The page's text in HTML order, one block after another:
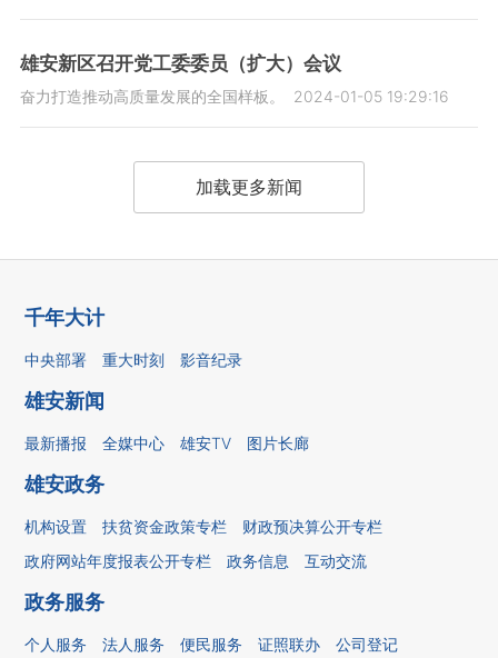
雄安新区召开党工委委员（扩大）会议
奋力打造推动高质量发展的全国样板。 2024-01-05 19:29:16
加载更多新闻
千年大计
中央部署 重大时刻 影音纪录
雄安新闻
最新播报 全媒中心 雄安TV 图片长廊
雄安政务
机构设置 扶贫资金政策专栏
财政预决算公开专栏
政府网站年度报表公开专栏
政务信息 互动交流
政务服务
个人服务 法人服务 便民服务 证照联办
公司登记